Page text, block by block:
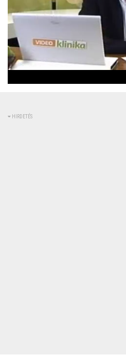
kikapcsolva
0%
0%
HIRDETÉS